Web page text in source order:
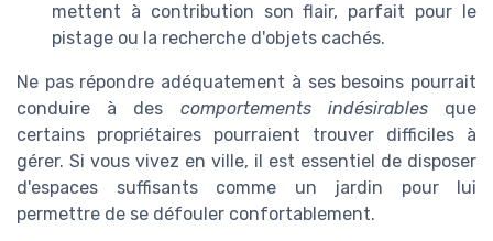
mettent à contribution son flair, parfait pour le
pistage ou la recherche d'objets cachés.
Ne pas répondre adéquatement à ses besoins pourrait
conduire à des comportements indésirablesque
certains propriétaires pourraient trouver difficiles à
gérer. Si vous vivez en ville, il est essentiel de disposer
d'espaces suffisants comme un jardin pour lui
permettre de se défouler confortablement.